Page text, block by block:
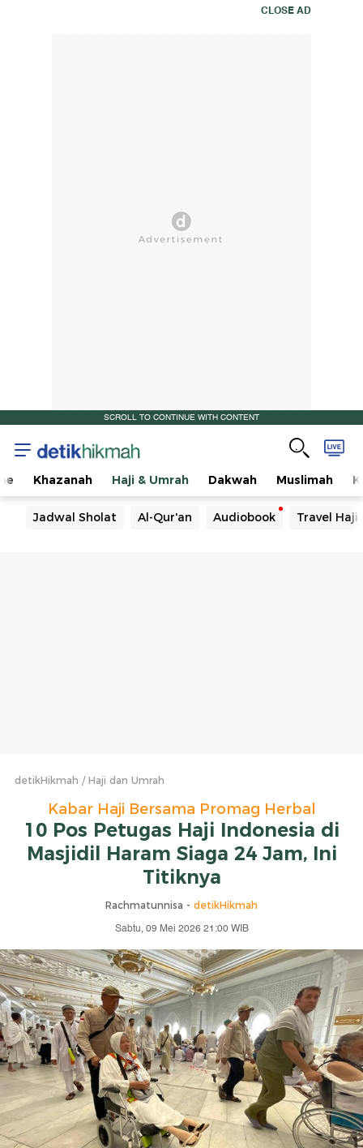
CLOSE AD
SCROLL TO CONTINUE WITH CONTENT
Khazanah Haji & Umrah Dakwah Muslimah
Jadwal Sholat Al-Qur'an Audiobook Travel Haji
detikHikmah Haji dan Umrah
Kabar Haji Bersama Promag Herbal
10 Pos Petugas Haji Indonesia di
Masjidil Haram Siaga 24 Jam, Ini
Titiknya
Rachmatunnisa - detikHikmah
Sabtu, 09 Mei 2026 21:00 WIB